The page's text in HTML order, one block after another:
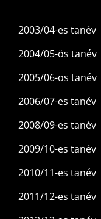
2003/04-es tanév
2004/05-ös tanév
2005/06-os tanév
2006/07-es tanév
2008/09-es tanév
2009/10-es tanév
2010/11-es tanév
2011/12-es tanév